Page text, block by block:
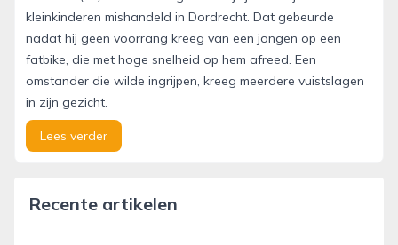
kleinkinderen mishandeld in Dordrecht. Dat gebeurde
nadat hij geen voorrang kreeg van een jongen op een
fatbike, die met hoge snelheid op hem afreed. Een
omstander die wilde ingrijpen, kreeg meerdere vuistslagen
in zijn gezicht.
Lees verder
Recente artikelen